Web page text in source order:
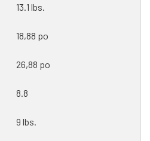
13.1 lbs.
18,88 po
26,88 po
8.8
9 lbs.